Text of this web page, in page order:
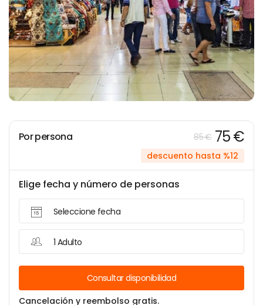
Por persona 85 € 75 €
descuento hasta %12
Elige fecha y número de personas
Seleccione fecha
1 Adulto
Consultar disponibilidad
Cancelación y reembolso gratis.